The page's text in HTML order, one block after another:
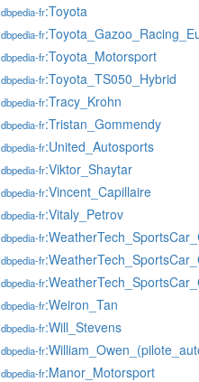
dbpedia-fr:Toyota
dbpedia-fr
dbpedia-fr:Toyota_Motorsport
dbpedia-fr:Toyota_TS050_Hybrid
dbpedia-fr:Tracy_Krohn
dbpedia-fr:Tristan_Gommendy
dbpedia-fr:United_Autosports
dbpedia-fr:Viktor_Shaytar
dbpedia-fr:Vincent_Capillaire
dbpedia-fr:Vitaly_Petrov
dbpedia-fr
dbpedia-fr
dbpedia-fr
dbpedia-fr:Weiron_Tan
dbpedia-fr:Will_Stevens
dbpedia-fr
dbpedia-fr:Manor_Motorsport